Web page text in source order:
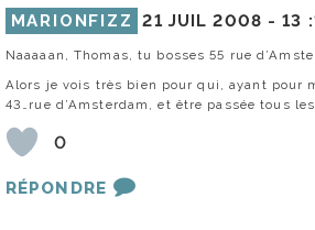
MARIONFIZZ 21 JUIL 2008 -13
Naaaaan, Thomas, tu bosses 55 rue
Alors je vois très bien pour qui, ayant pour
43…rue d’Amsterdam, et être passée tous
0
RÉPONDRE